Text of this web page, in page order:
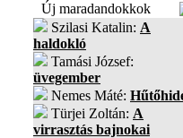
Új maradandokkok
Szilasi Katalin: A
haldokló
Tamási József:
üvegember
Nemes Máté:
Türjei Zoltán: A
virrasztás bajnokai